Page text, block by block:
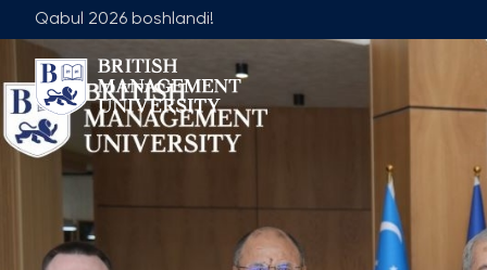
Qabul 2026 boshlandi!
Biz Haqimizda
Litsenziya va Diplom
Axborot Resurs Markazi
Jamoa
Yetakchilik
Umumiy
Menejment